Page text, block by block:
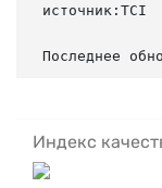
источник:TCI
Последнее
Индекс